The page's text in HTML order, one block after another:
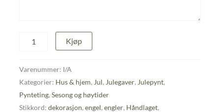
nissejente
Kjøp
Varenummer: I/A
Kategorier: Hus & hjem, Jul, Julegaver, Julepynt,
Pynteting, Sesong og høytider
Stikkord: dekorasjon, engel, engler, Håndlaget,